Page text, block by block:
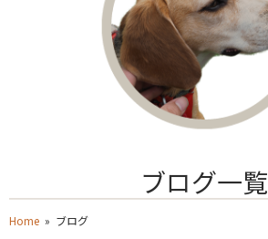
ブログ一覧
Home » ブログ